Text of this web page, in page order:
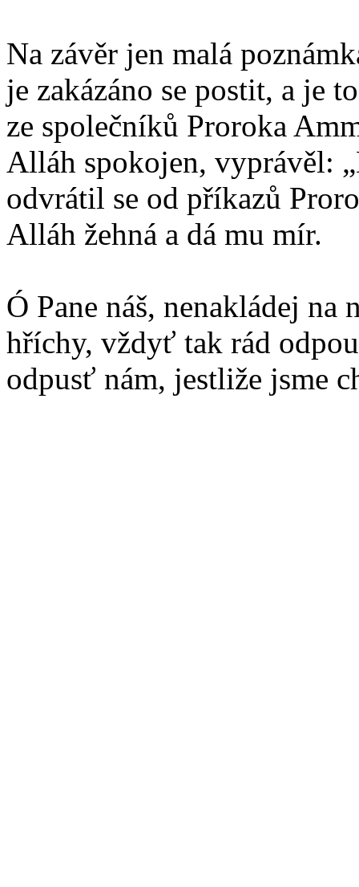
Na závěr jen malá
je zakázáno se postit, a je
ze společníků Proroka
Alláh spokojen, vyprávěl:
odvrátil se od příkazů
Alláh žehná a dá mu mír.
Ó Pane náš, nenakládej
hříchy, vždyť tak rád
odpusť nám, jestliže jsme